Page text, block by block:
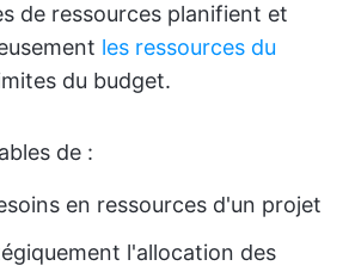
de ressources planifient et
les ressources du
du budget.
de :
en ressources d'un projet
l'allocation des